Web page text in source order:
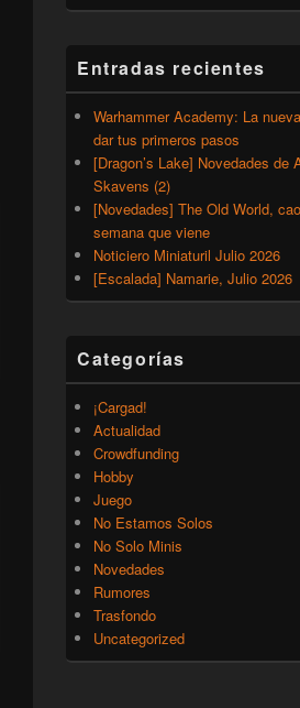
Entradas recientes
Warhammer Academy: La
dar tus primeros pasos
[Dragon’s Lake] Novedades de
Skavens (2)
[Novedades] The Old World,
semana que viene
Noticiero Miniaturil Julio 2026
[Escalada] Namarie, Julio 2026
Categorías
¡Cargad!
Actualidad
Crowdfunding
Hobby
Juego
No Estamos Solos
No Solo Minis
Novedades
Rumores
Trasfondo
Uncategorized